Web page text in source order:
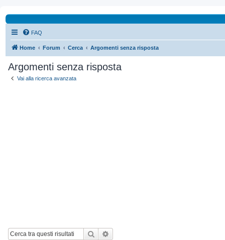
FAQ
Home Forum Cerca Argomenti senza risposta
Argomenti senza risposta
Vai alla ricerca avanzata
Cerca